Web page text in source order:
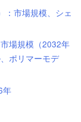
：市場規模、シェ
場規模（2032年
ポリマーモデ
年